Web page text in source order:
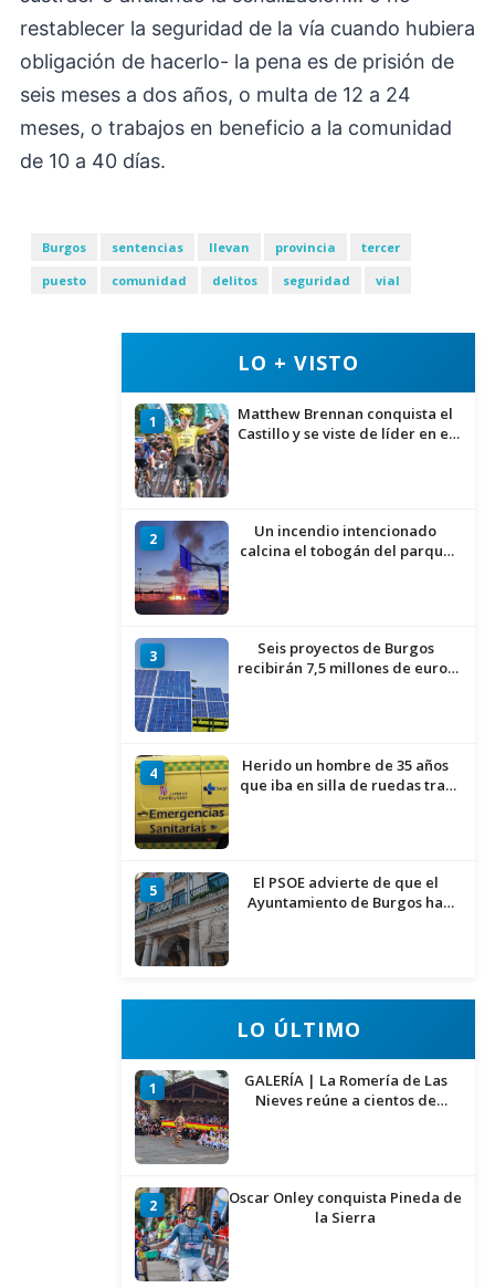
restablecer la seguridad de la vía cuando hubiera
obligación de hacerlo- la pena es de prisión de
seis meses a dos años, o multa de 12 a 24
meses, o trabajos en beneficio a la comunidad
de 10 a 40 días.
Burgos sentencias llevan provincia
tercer
puesto
comunidad delitos seguridad vial
LO + VISTO
1
Matthew Brennan conquista el
Castillo y se viste de líder en el
2
Un incendio intencionado
calcina el tobogán del parque
3
Seis proyectos de Burgos
recibirán 7,5 millones de euros
4
Herido un hombre de 35 años
que iba en silla de ruedas tras
5
El PSOE advierte de que el
Ayuntamiento de Burgos ha
LO ÚLTIMO
1
GALERÍA | La Romería de Las
Nieves reúne a cientos de
2
Oscar Onley conquista Pineda de
la Sierra